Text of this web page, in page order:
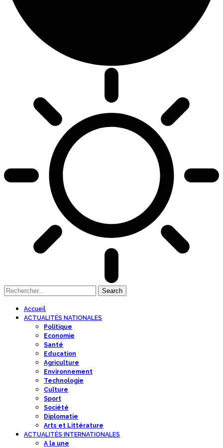
Accueil
ACTUALITÉS NATIONALES
Politique
Economie
Santé
Education
Agriculture
Environnement
Technologie
Culture
Sport
Société
Diplomatie
Arts et Littérature
ACTUALITÉS INTERNATIONALES
A la une